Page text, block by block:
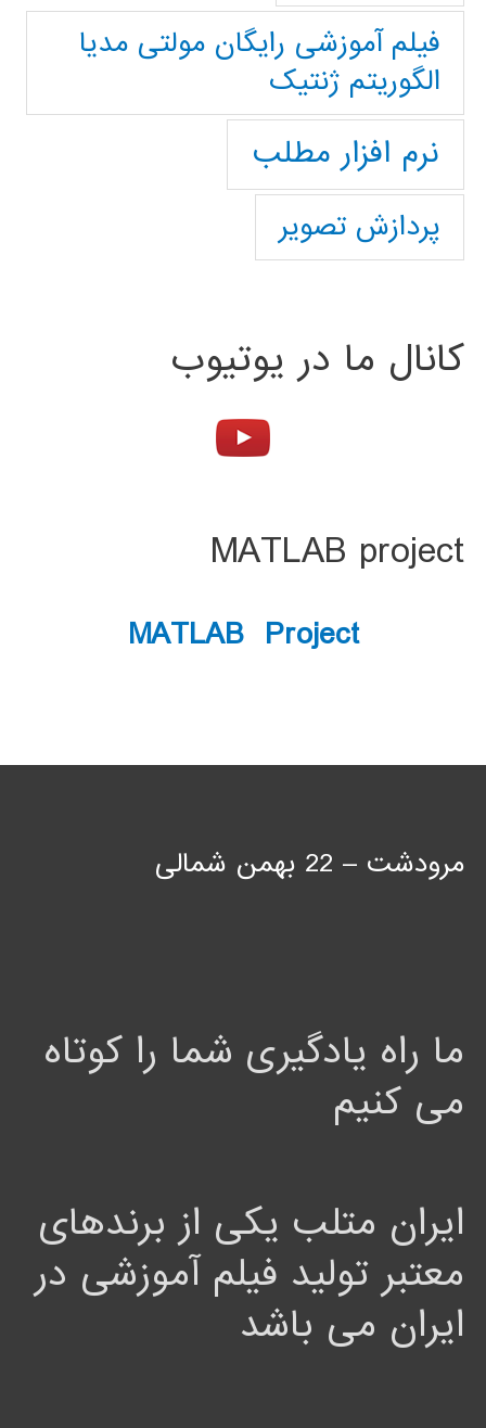
فیلم آموزشی رایگان مولتی مدیا
الگوریتم ژنتیک
نرم افزار مطلب
پردازش تصویر
کانال ما در یوتیوب
MATLAB project
MATLAB Project
مرودشت – 22 بهمن شمالی
ما راه یادگیری شما را کوتاه
می کنیم
ایران متلب یکی از برندهای
معتبر تولید فیلم آموزشی در
ایران می باشد